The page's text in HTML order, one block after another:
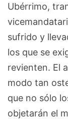
Ubérrimo,
sufrido y
los que se
revienten. El
modo tan
que no sólo
objetarán el